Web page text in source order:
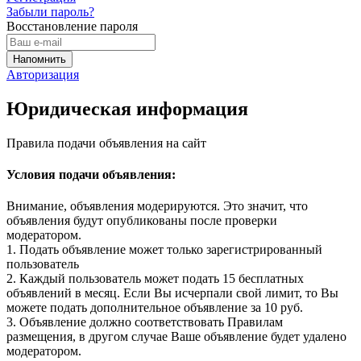
Забыли пароль?
Восстановление пароля
Авторизация
Юридическая информация
Правила подачи объявления на сайт
Условия подачи объявления:
Внимание, объявления модерируются. Это значит, что
объявления будут опубликованы после проверки
модератором.
1. Подать объявление может только зарегистрированный
пользователь
2. Каждый пользователь может подать 15 бесплатных
объявлений в месяц. Если Вы исчерпали свой лимит, то Вы
можете подать дополнительное объявление за 10 руб.
3. Объявление должно соответствовать Правилам
размещения, в другом случае Ваше объявление будет удалено
модератором.